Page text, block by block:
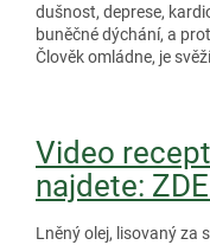
dušnost, deprese,
buněčné dýchání, a
Člověk omládne, je
Video
najdete: ZDE
Lněný olej, lisovaný za